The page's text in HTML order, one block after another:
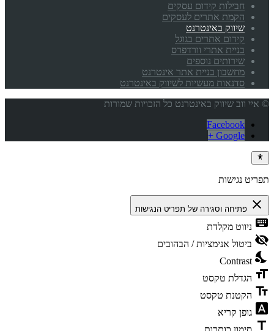
חבילות קידום עסקים
הקמת אתרים לעסקים
שיווק באינטרנט
קידום אתרים בגוגל
בניית אתרי וורדפרס
שירותים נוספים
מחשבון בניית אתר אינטרנט
סדנאות מעשיות לשיווק באינטרנט
© איי ווב שיווק באינטרנט כל הזכויות שמורות
Facebook
Google +
תפריט נגישות
close פתיחה וסגירה של תפריט הנגישות
keyboard ניווט מקלדת
visibility_off ביטול אנימציות / הבהובים
nights_stay
Contrast
format_size הגדלת טקסט
text_fields הקטנת טקסט
font_download גופן קריא
title